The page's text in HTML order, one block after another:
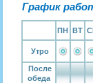
График
ПН ВТ
Утро
После
обеда